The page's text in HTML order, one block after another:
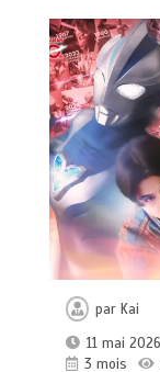
par Kai
11 mai 2026
3 mois